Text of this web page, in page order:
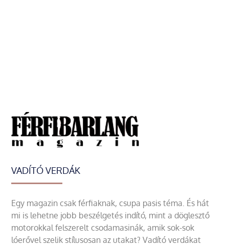
VADÍTÓ VERDÁK
Egy magazin csak férfiaknak, csupa pasis téma. És hát
mi is lehetne jobb beszélgetés indító, mint a döglesztő
motorokkal felszerelt csodamasinák, amik sok-sok
lóerővel szelik stílusosan az utakat? Vadító verdákat